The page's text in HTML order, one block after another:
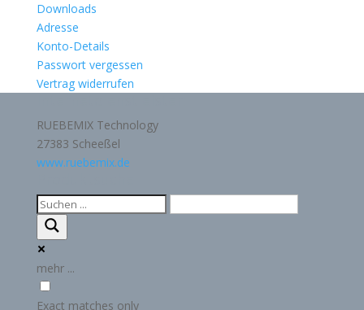
Downloads
Adresse
Konto-Details
Passwort vergessen
Vertrag widerrufen
RUEBEMIX Technology
27383 Scheeßel
www.ruebemix.de
mehr ...
Exact matches only